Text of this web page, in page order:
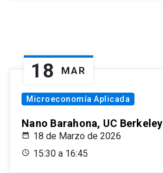
18 MAR
Microeconomía Aplicada
Nano Barahona, UC Berkeley
18 de Marzo de 2026
15:30 a 16:45